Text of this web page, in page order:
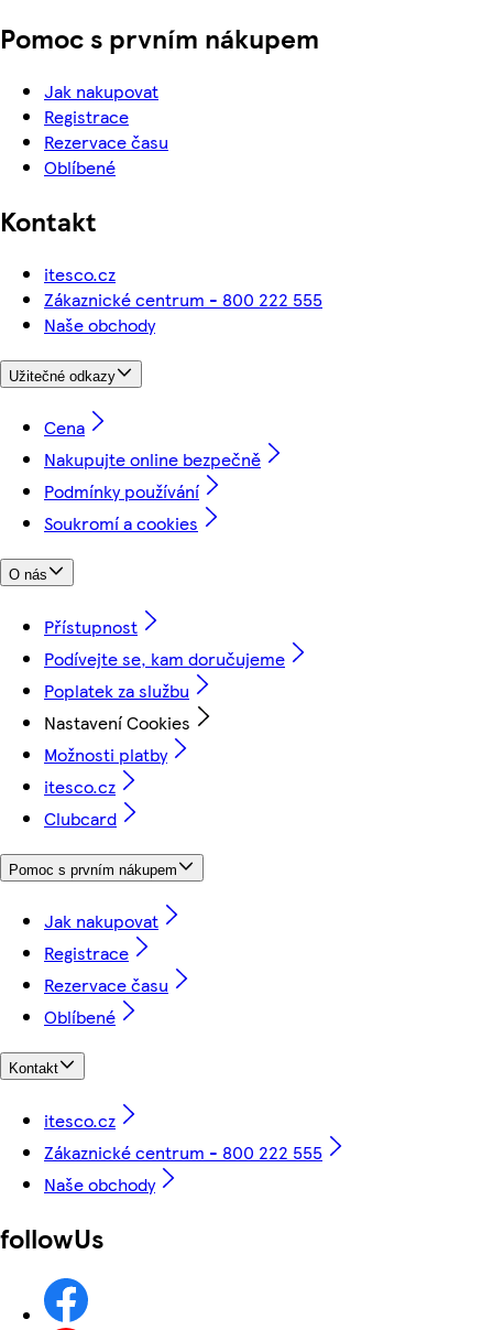
Pomoc s prvním nákupem
Jak nakupovat
Registrace
Rezervace času
Oblíbené
Kontakt
itesco.cz
Zákaznické centrum - 800 222 555
Naše obchody
Užitečné odkazy
Cena
Nakupujte online bezpečně
Podmínky používání
Soukromí a cookies
O nás
Přístupnost
Podívejte se, kam doručujeme
Poplatek za službu
Nastavení Cookies
Možnosti platby
itesco.cz
Clubcard
Pomoc s prvním nákupem
Jak nakupovat
Registrace
Rezervace času
Oblíbené
Kontakt
itesco.cz
Zákaznické centrum - 800 222 555
Naše obchody
followUs